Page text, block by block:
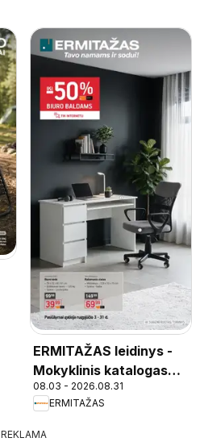
ERMITAŽAS leidinys -
Mokyklinis katalogas
2026
08.03 - 2026.08.31
ERMITAŽAS
REKLAMA